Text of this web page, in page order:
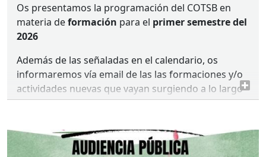
Os presentamos la programación del COTSB en
materia deformación para el primer semestre del
2026
Además de las señaladas en el calendario, os
informaremos vía email de las las formaciones y/o
actividades nuevas que vayan surgiendo a lo largo
de estos meses.
2026eko lehen seihilekorakoprestakuntza arloko
BGLO
arenprogramazioaaurkezten dizuegu.